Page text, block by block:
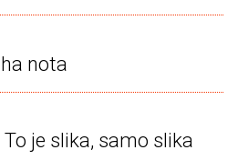
nota
je slika, samo slika